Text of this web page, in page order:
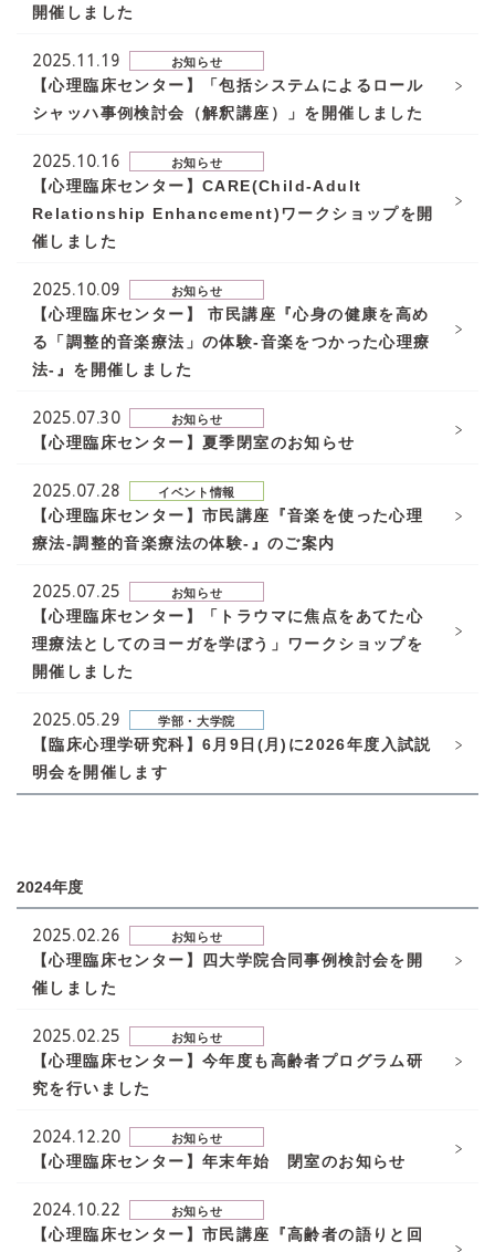
開催しました
2025.11.19 お知らせ
【心理臨床センター】「包括システムによるロール
シャッハ事例検討会（解釈講座）」を開催しました
2025.10.16 お知らせ
【心理臨床センター】CARE(Child-Adult
Relationship Enhancement)ワークショップを開
催しました
2025.10.09 お知らせ
【心理臨床センター】 市民講座『心身の健康を高め
る「調整的音楽療法」の体験-音楽をつかった心理療
法-』を開催しました
2025.07.30 お知らせ
【心理臨床センター】夏季閉室のお知らせ
2025.07.28 イベント情報
【心理臨床センター】市民講座『音楽を使った心理
療法-調整的音楽療法の体験-』のご案内
2025.07.25 お知らせ
【心理臨床センター】「トラウマに焦点をあてた心
理療法としてのヨーガを学ぼう」ワークショップを
開催しました
2025.05.29 学部・大学院
【臨床心理学研究科】6月9日(月)に2026年度入試説
明会を開催します
2024年度
2025.02.26 お知らせ
【心理臨床センター】四大学院合同事例検討会を開
催しました
2025.02.25 お知らせ
【心理臨床センター】今年度も高齢者プログラム研
究を行いました
2024.12.20 お知らせ
【心理臨床センター】年末年始 閉室のお知らせ
2024.10.22 お知らせ
【心理臨床センター】市民講座『高齢者の語りと回